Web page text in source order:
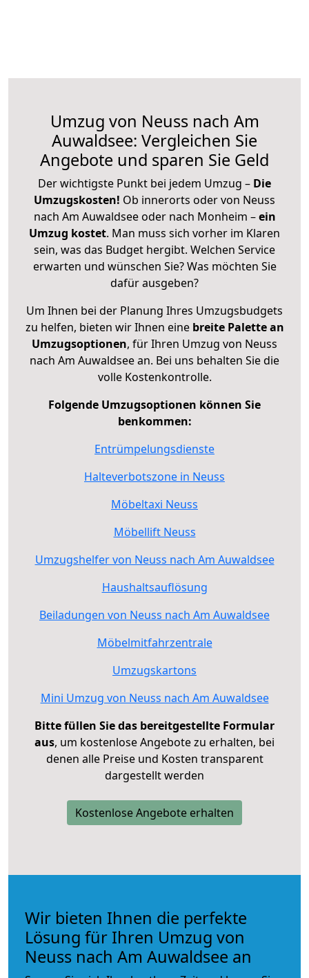
Umzug von Neuss nach Am
Auwaldsee: Vergleichen Sie
Angebote und sparen Sie Geld
Der wichtigste Punkt bei jedem Umzug – Die
Umzugskosten! Ob innerorts oder von Neuss
nach Am Auwaldsee oder nach Monheim –ein
Umzug kostet. Man muss sich vorher im Klaren
sein, was das Budget hergibt. Welchen Service
erwarten und wünschen Sie? Was möchten Sie
dafür ausgeben?
Um Ihnen bei der Planung Ihres Umzugsbudgets
zu helfen, bieten wir Ihnen eine breite Palette an
Umzugsoptionen, für Ihren Umzug von Neuss
nach Am Auwaldsee an. Bei uns behalten Sie die
volle Kostenkontrolle.
Folgende Umzugsoptionen können Sie
benkommen:
Entrümpelungsdienste
Halteverbotszone in Neuss
Möbeltaxi Neuss
Möbellift Neuss
Umzugshelfer von Neuss nach Am Auwaldsee
Haushaltsauflösung
Beiladungen von Neuss nach Am Auwaldsee
Möbelmitfahrzentrale
Umzugskartons
Mini Umzug von Neuss nach Am Auwaldsee
Bitte füllen Sie das bereitgestellte Formular
aus, um kostenlose Angebote zu erhalten, bei
denen alle Preise und Kosten transparent
dargestellt werden
Kostenlose Angebote erhalten
Wir bieten Ihnen die perfekte
Lösung für Ihren Umzug von
Neuss nach Am Auwaldsee an